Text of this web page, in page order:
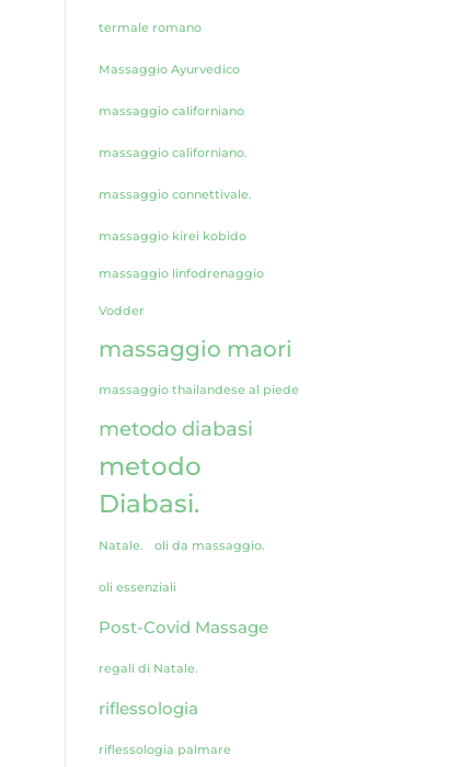
termale romano
Massaggio Ayurvedico
massaggio californiano
massaggio californiano.
massaggio connettivale.
massaggio kirei kobido
massaggio linfodrenaggio
Vodder
massaggio maori
massaggio thailandese al piede
metodo diabasi
metodo
Diabasi.
Natale. oli da massaggio.
oli essenziali
Post-Covid Massage
regali di Natale.
riflessologia
riflessologia palmare